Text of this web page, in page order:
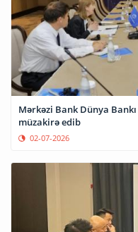
Mərkəzi Bank Dünya
müzakirə edib
02-07-2026